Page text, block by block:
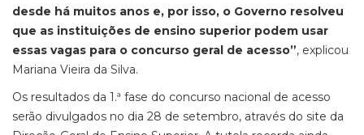
desde há muitos anos e, por isso, o Governo resolveu
que as instituições de ensino superior podem usar
essas vagas para o concurso geral de acesso”, explicou
Mariana Vieira da Silva.
Os resultados da 1.ª fase do concurso nacional de acesso
serão divulgados no dia 28 de setembro, através do site da